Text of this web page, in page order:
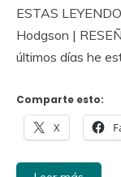
ESTAS
Hodgson |
últimos días he
Comparte esto:
X